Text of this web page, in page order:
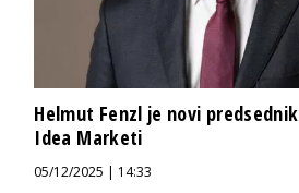
Helmut Fenzl je novi
Idea Marketi
05/12/2025 | 14:33